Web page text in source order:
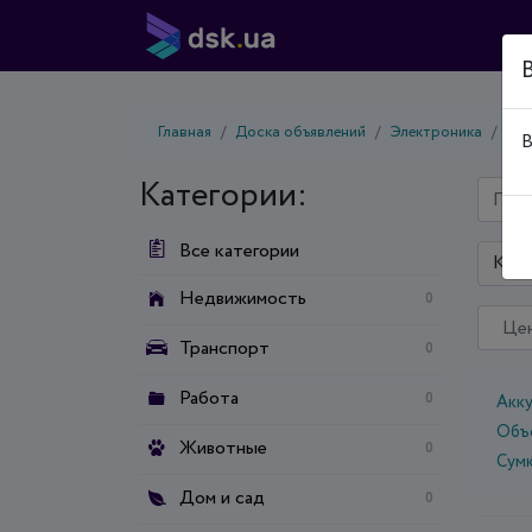
Главная Доска объявлений Электроника
Категории:
Все категории
Недвижимость
0
Транспорт 0
Работа 0
Животные 0
Дом и сад 0